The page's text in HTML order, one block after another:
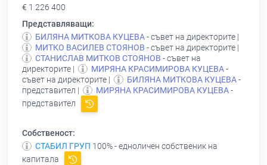
€ 1 226 400
Представляващи:
БИЛЯНА МИТКОВА КУЦЕВА- съвет на директорите |
МИТКО ВАСИЛЕВ СТОЯНОВ - съвет на директорите |
СТАНИСЛАВ МИТКОВ СТОЯНОВ - съвет на
директорите |
МИРЯНА КРАСИМИРОВА КУЦЕВА-
съвет на директорите |
БИЛЯНА МИТКОВА КУЦЕВА-
представител |
МИРЯНА КРАСИМИРОВА КУЦЕВА-
представител
Собственост:
СТАБИЛ ГРУП 100% - едноличен собственик на
капитала